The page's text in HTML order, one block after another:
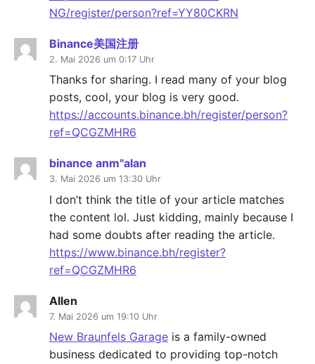
NG/register/person?ref=YY80CKRN
Binance美国注册
2. Mai 2026 um 0:17 Uhr
Thanks for sharing. I read many of your blog
posts, cool, your blog is very good.
https://accounts.binance.bh/register/person?
ref=QCGZMHR6
binance anm"alan
3. Mai 2026 um 13:30 Uhr
I don’t think the title of your article matches
the content lol. Just kidding, mainly because I
had some doubts after reading the article.
https://www.binance.bh/register?
ref=QCGZMHR6
Allen
7. Mai 2026 um 19:10 Uhr
New Braunfels Garage is a family-owned
business dedicated to providing top-notch